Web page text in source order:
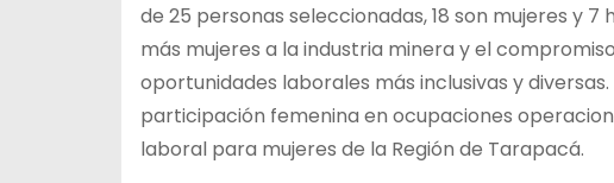
de 25 personas seleccionadas, 18 son mujeres y
más mujeres a la industria minera y el
oportunidades laborales más inclusivas y
participación femenina en ocupaciones
laboral para mujeres de la Región de Tarapacá.